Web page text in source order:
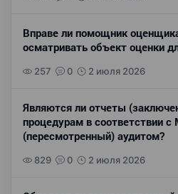
Вправе ли помощник
осматривать объект оценки
257 0 2 июля 2026
Являются ли отчеты
процедурам в соответствии
(пересмотренный) аудитом?
829 0 2 июля 2026